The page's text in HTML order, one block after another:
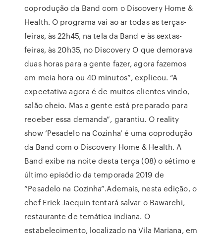
coprodução da Band com o Discovery Home &
Health. O programa vai ao ar todas as terças-
feiras, às 22h45, na tela da Band e às sextas-
feiras, às 20h35, no Discovery O que demorava
duas horas para a gente fazer, agora fazemos
em meia hora ou 40 minutos”, explicou. “A
expectativa agora é de muitos clientes vindo,
salão cheio. Mas a gente está preparado para
receber essa demanda”, garantiu. O reality
show ‘Pesadelo na Cozinha’ é uma coprodução
da Band com o Discovery Home & Health. A
Band exibe na noite desta terça (08) o sétimo e
último episódio da temporada 2019 de
“Pesadelo na Cozinha”.Ademais, nesta edição, o
chef Erick Jacquin tentará salvar o Bawarchi,
restaurante de temática indiana. O
estabelecimento, localizado na Vila Mariana, em